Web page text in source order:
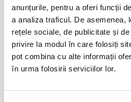
anunțurile, pentru a oferi funcții
a analiza traficul. De asemenea,
rețele sociale, de publicitate și
privire la modul în care folosiți
pot combina cu alte informații
în urma folosirii serviciilor lor.
duminică
ora 17:15
expirat
Ovidiu,